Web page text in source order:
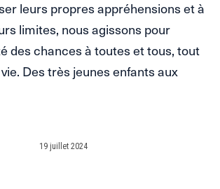
leurs propres appréhensions et à
limites, nous agissons pour
des chances à toutes et tous, tout
Des très jeunes enfants aux
19 juillet 2024